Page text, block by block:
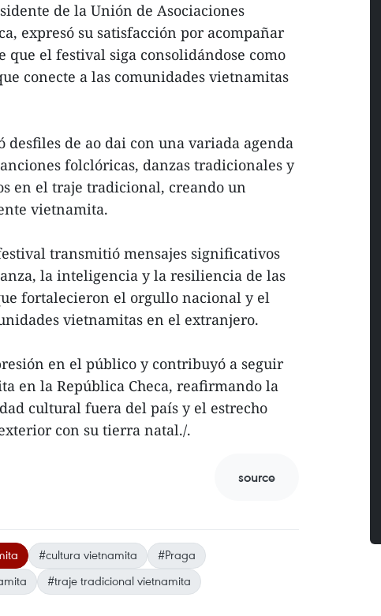
de la Unión de Asociaciones
expresó su satisfacción por acompañar
que el festival siga consolidándose como
conecte a las comunidades vietnamitas
desfiles de ao dai con una variada agenda
folclóricas, danzas tradicionales y
en el traje tradicional, creando un
vietnamita.
transmitió mensajes significativos
la inteligencia y la resiliencia de las
fortalecieron el orgullo nacional y el
vietnamitas en el extranjero.
en el público y contribuyó a seguir
en la República Checa, reafirmando la
cultural fuera del país y el estrecho
con su tierra natal./.
source
#cultura vietnamita
#Praga
#traje tradicional vietnamita